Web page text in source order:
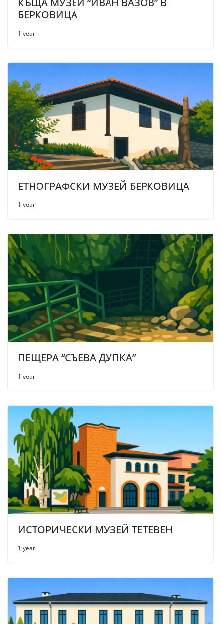
БЕРКОВИЦА
1 year
ЕТНОГРАФСКИ МУЗЕЙ БЕРКОВИЦА
1 year
ПЕЩЕРА “СЪЕВА ДУПКА”
1 year
ИСТОРИЧЕСКИ МУЗЕЙ ТЕТЕВЕН
1 year